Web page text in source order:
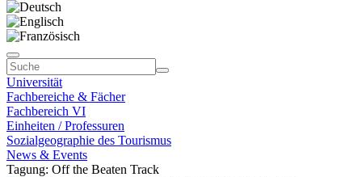
Universität
Fachbereiche & Fächer
Fachbereich VI
Einheiten / Professuren
Sozialgeographie des Tourismus
News & Events
Tagung: Off the Beaten Track